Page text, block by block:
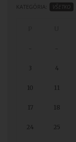
KATEGÓRIA: VŠETKO
3 4
10 11
17 18
24 25